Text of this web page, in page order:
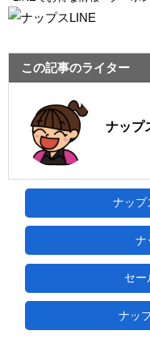
この記事のライター
ナップ
ナップ
ナ
セー
ナッ